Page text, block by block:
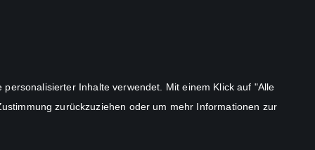
Inhalte verwendet. Mit einem Klick auf "Alle
zurückzuziehen oder um mehr Informationen zur
©2026